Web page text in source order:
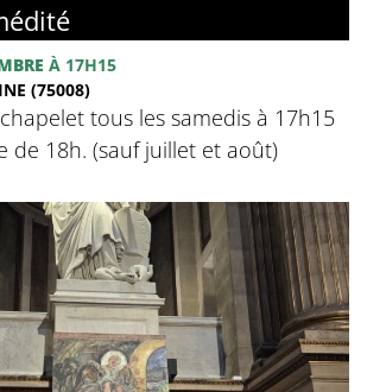
À 17H15
(75008)
tous les samedis à 17h15
de 18h. (sauf juillet et août)